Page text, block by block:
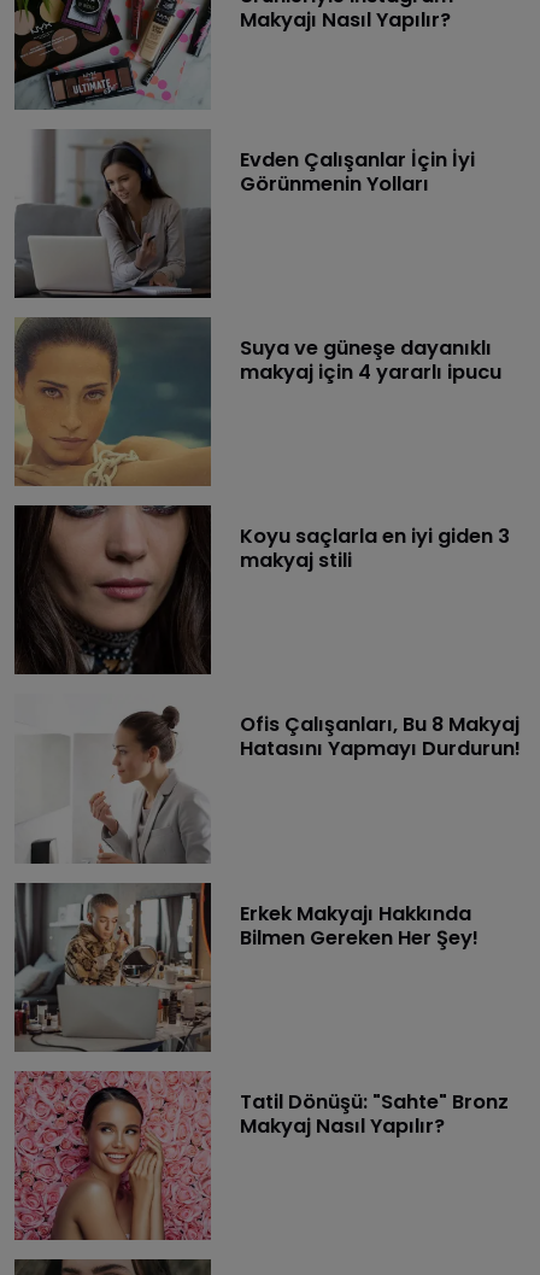
Makyajı Nasıl Yapılır?
Evden Çalışanlar İçin İyi
Görünmenin Yolları
Suya ve güneşe dayanıklı
makyaj için 4 yararlı ipucu
Koyu saçlarla en iyi giden 3
makyaj stili
Ofis Çalışanları, Bu 8 Makyaj
Hatasını Yapmayı Durdurun!
Erkek Makyajı Hakkında
Bilmen Gereken Her Şey!
Tatil Dönüşü: "Sahte" Bronz
Makyaj Nasıl Yapılır?